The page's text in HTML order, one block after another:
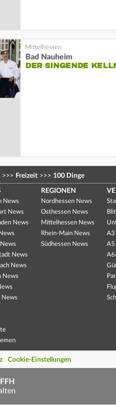
Bad Nauheim
DER SINGENDE
>>> Freizeit >>> 100 Dinge
News
News
News
News
News
News
News
REGIONEN
Nordhessen News
Osthessen News
Mittelhessen News
Rhein-Main News
Südhessen News
A3
A5
Cookie-Einstellungen